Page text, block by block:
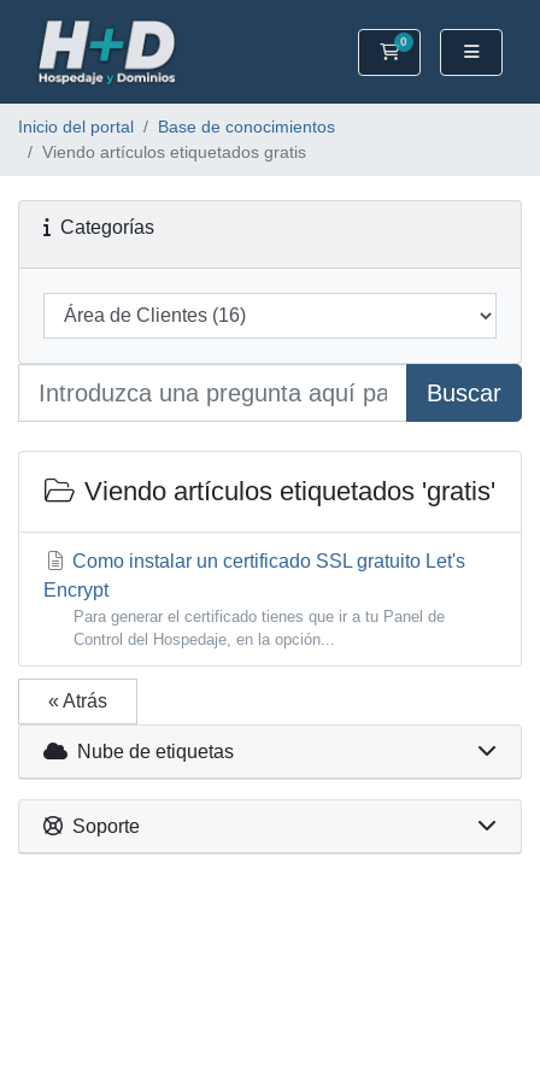
0
Carrito
Inicio del portal
Base de conocimientos
Viendo artículos etiquetados gratis
Categorías
Buscar
Viendo artículos etiquetados 'gratis'
Como instalar un certificado SSL gratuito Let's
Encrypt
Para generar el certificado tienes que ir a tu Panel de
Control del Hospedaje, en la opción...
« Atrás
Nube de etiquetas
Soporte